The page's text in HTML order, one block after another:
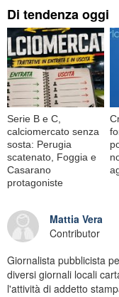
Di tendenza oggi
Serie B e C,
calciomercato senza
sosta: Perugia
scatenato, Foggia e
Casarano
protagoniste
Mattia Vera
Contributor
Giornalista pubblicista
diversi giornali locali
l'attività di addetto